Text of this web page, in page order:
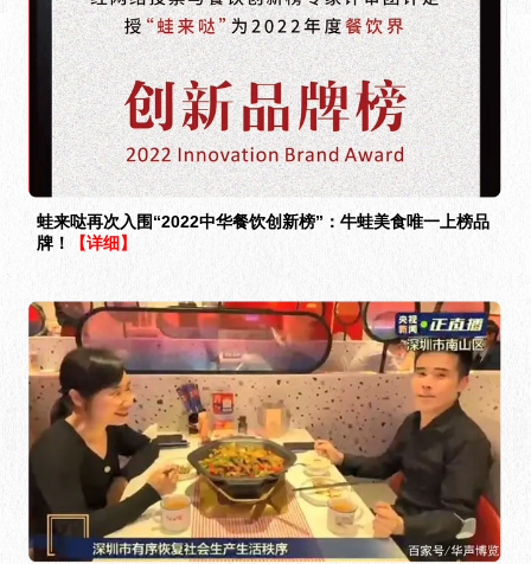
蛙来哒再次入围“2022中华餐饮创新榜”：牛蛙美食唯一上榜品
牌！
【详细】